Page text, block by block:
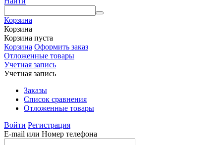
Корзина
Корзина
Корзина пуста
Корзина Оформить заказ
Отложенные товары
Учетная запись
Учетная запись
Заказы
Список сравнения
Отложенные товары
Войти Регистрация
E-mail или Номер телефона